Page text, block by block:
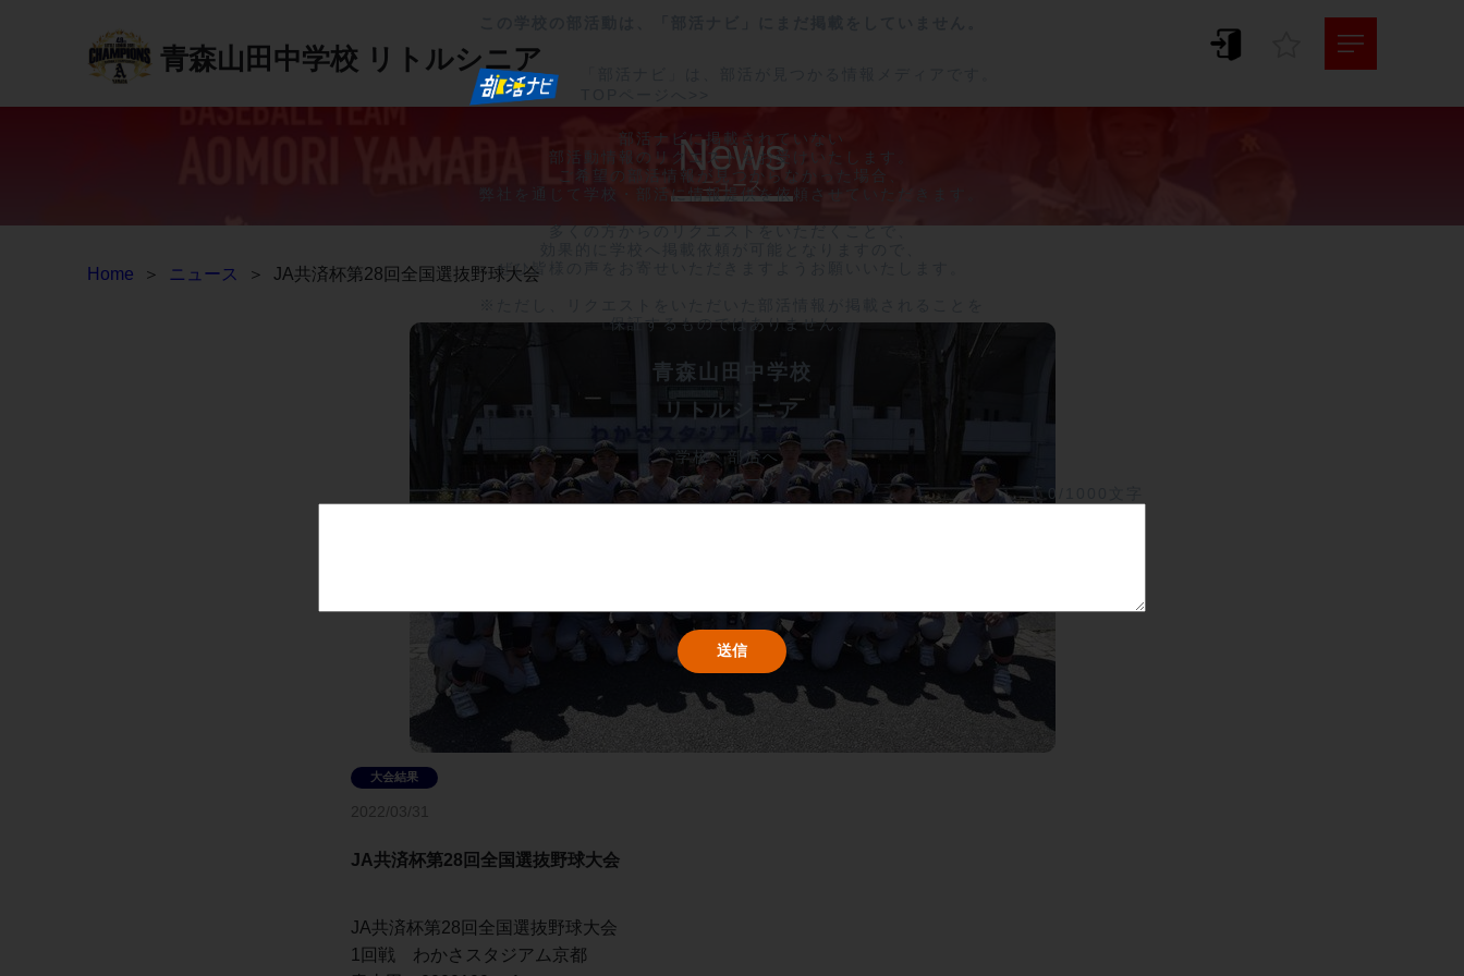
部活ナビに掲載されていない
部活動情報のリクエストをお受けいたします。
ご希望の部活情報が見つからなかった場合、
弊社を通じて学校・部活に情報提供を依頼させていただきます。
多くの方からのリクエストをいただくことで、
ぜひ皆様の声をお寄せいただきますようお願いいたします。
保証するものではありません。
青森山田中学校
リトルシニア
学校・部活へ
のメッセージ
0/1000文字
青森山田中学校 リトルシニア
ニュース
News
Home ＞ ニュース ＞ JA共済杯第28回全国選抜野球大会
2022/03/31
JA共済杯第28回全国選抜野球大会
JA共済杯第28回全国選抜野球大会
1回戦　わかさスタジアム京都